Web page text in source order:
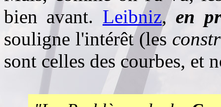
bien avant. Leibniz, en
souligne l'intérêt (les
sont celles des courbes, et